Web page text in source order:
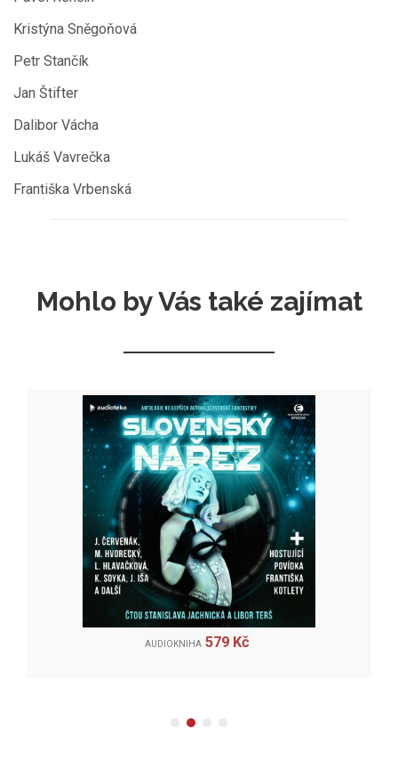
Kristýna Sněgoňová
Petr Stančík
Jan Štifter
Dalibor Vácha
Lukáš Vavrečka
Františka Vrbenská
Mohlo by Vás také zajímat
AUDIOKNIHA 579 Kč